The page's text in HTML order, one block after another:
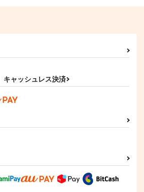
440円（税込）
ウマ娘 プリティーダービー
440円（税込）
サンプル
キャッシュレス決済